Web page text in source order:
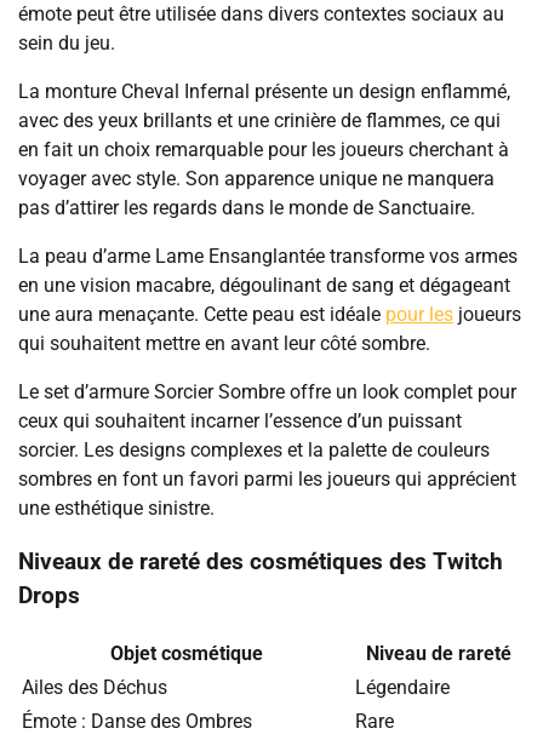
émote peut être utilisée dans divers contextes sociaux au
sein du jeu.
La monture Cheval Infernal présente un design enflammé,
avec des yeux brillants et une crinière de flammes, ce qui
en fait un choix remarquable pour les joueurs cherchant à
voyager avec style. Son apparence unique ne manquera
pas d’attirer les regards dans le monde de Sanctuaire.
La peau d’arme Lame Ensanglantée transforme vos armes
en une vision macabre, dégoulinant de sang et dégageant
une aura menaçante. Cette peau est idéale pour les joueurs
qui souhaitent mettre en avant leur côté sombre.
Le set d’armure Sorcier Sombre offre un look complet pour
ceux qui souhaitent incarner l’essence d’un puissant
sorcier. Les designs complexes et la palette de couleurs
sombres en font un favori parmi les joueurs qui apprécient
une esthétique sinistre.
Niveaux de rareté des cosmétiques des Twitch
Drops
Objet cosmétique
Niveau de rareté
Ailes des Déchus
Légendaire
Émote : Danse des Ombres
Rare